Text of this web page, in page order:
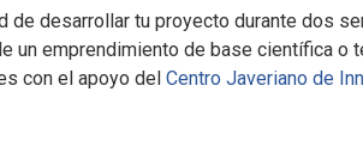
de desarrollar tu proyecto durante dos
un emprendimiento de base científica o
con el apoyo del Centro Javeriano de